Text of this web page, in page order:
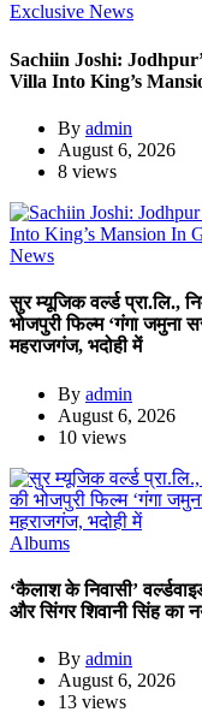
Exclusive News
Sachiin Joshi:
Villa Into King’s
By admin
August 6, 2026
8 views
News
सुर म्यूजिक वर्ल्ड प्रा.लि.,
भोजपुरी फिल्म ‘गंगा जमुना
महराजगंज, भदोही में
By admin
August 6, 2026
10 views
Albums
‘कैलाश के निवासी’
और सिंगर शिवानी सिंह का
By admin
August 6, 2026
13 views